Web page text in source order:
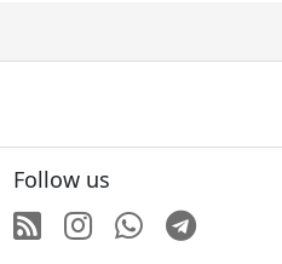
Follow us
RSSInstagram
Whatsapp
Telegram